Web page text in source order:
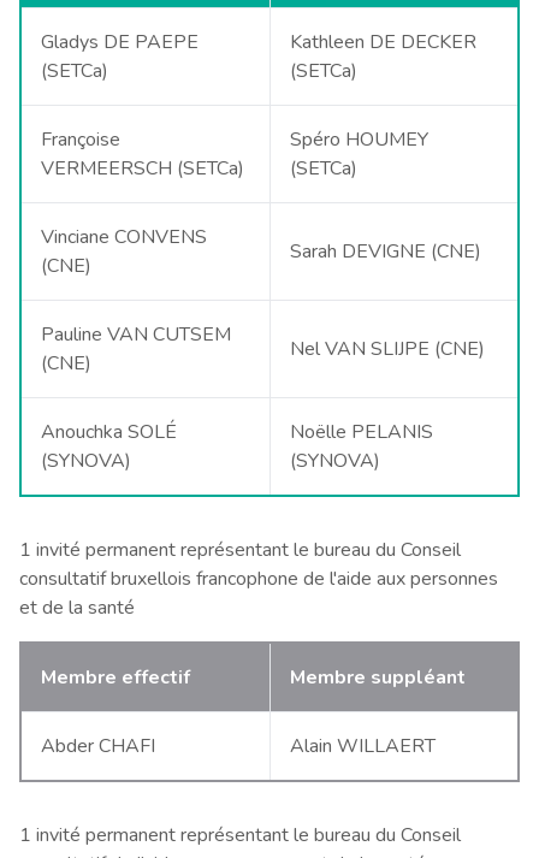
Gladys DE PAEPE
(SETCa)
Kathleen DE DECKER
(SETCa)
Françoise
VERMEERSCH (SETCa)
Spéro HOUMEY
(SETCa)
Vinciane CONVENS
(CNE)
Sarah DEVIGNE (CNE)
Pauline VAN CUTSEM
(CNE)
Nel VAN SLIJPE (CNE)
Anouchka SOLÉ
(SYNOVA)
Noëlle PELANIS
(SYNOVA)
1 invité permanent représentant le bureau du Conseil
consultatif bruxellois francophone de l'aide aux personnes
et de la santé
Membre effectif Membre suppléant
Abder CHAFI Alain WILLAERT
1 invité permanent représentant le bureau du Conseil